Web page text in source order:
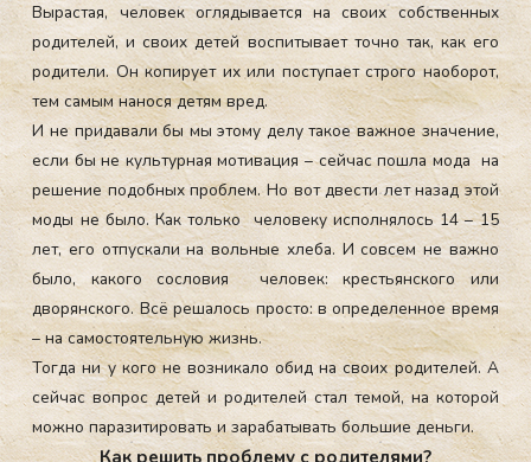
Вырастая, человек оглядывается на своих собственных
родителей, и своих детей воспитывает точно так, как его
родители. Он копирует их или поступает строго наоборот,
тем самым нанося детям вред.
И не придавали бы мы этому делу такое важное значение,
если бы не культурная мотивация – сейчас пошла мода на
решение подобных проблем. Но вот двести лет назад этой
моды не было. Как только человеку исполнялось 14 – 15
лет, его отпускали на вольные хлеба. И совсем не важно
было, какого сословия человек: крестьянского или
дворянского. Всё решалось просто: в определенное время
– на самостоятельную жизнь.
Тогда ни у кого не возникало обид на своих родителей. А
сейчас вопрос детей и родителей стал темой, на которой
можно паразитировать и зарабатывать большие деньги.